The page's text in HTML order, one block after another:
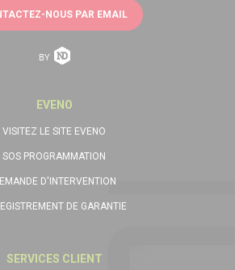
NOUS PAR EMAIL
EVENO
VISITEZ LE SITE EVENO
SOS PROGRAMMATION
D'INTERVENTION
DE GARANTIE
SERVICES CLIENT